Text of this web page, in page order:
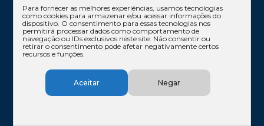
Rio de Janeiro
Rua Lauro Müller, 116 – sala 605, Botafogo – Rio
CEP: 22290-160
Para fornecer as melhores experiências, usamos tecnologias
como cookies para armazenar e/ou acessar informações do
dispositivo. O consentimento para essas tecnologias nos
permitirá processar dados como comportamento de
navegação ou IDs exclusivos neste site. Não consentir ou
retirar o consentimento pode afetar negativamente certos
recursos e funções.
Aceitar Negar